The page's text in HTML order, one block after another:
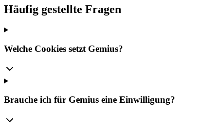
Häufig gestellte Fragen
Welche Cookies setzt Gemius?
Brauche ich für Gemius eine Einwilligung?